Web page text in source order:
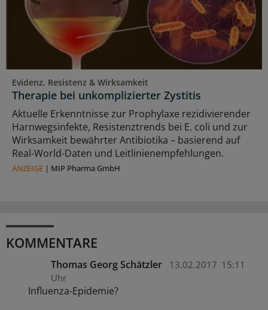
Evidenz, Resistenz & Wirksamkeit
Therapie bei unkomplizierter Zystitis
Aktuelle Erkenntnisse zur Prophylaxe rezidivierender
Harnwegsinfekte, Resistenztrends bei E. coli und zur
Wirksamkeit bewährter Antibiotika – basierend auf
Real-World-Daten und Leitlinienempfehlungen.
ANZEIGE | MIP Pharma GmbH
KOMMENTARE
Thomas Georg Schätzler 13.02.2017 15:11
Uhr
Influenza-Epidemie?